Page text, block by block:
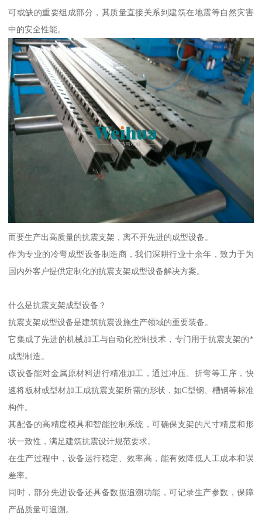
可或缺的重要组成部分，其质量直接关系到建筑在地震等自然灾害
中的安全性能。
而要生产出高质量的抗震支架，离不开先进的成型设备。
作为专业的冷弯成型设备制造商，我们深耕行业十余年，致力于为
国内外客户提供定制化的抗震支架成型设备解决方案。
什么是抗震支架成型设备？
抗震支架成型设备是建筑抗震设施生产领域的重要装备。
它集成了先进的机械加工与自动化控制技术，专门用于抗震支架的*
成型制造。
该设备能对金属原材料进行精准加工，通过冲压、折弯等工序，快
速将板材或型材加工成抗震支架所需的形状，如C型钢、槽钢等标准
构件。
其配备的高精度模具和智能控制系统，可确保支架的尺寸精度和形
状一致性，满足建筑抗震设计规范要求。
在生产过程中，设备运行稳定、效率高，能有效降低人工成本和误
差率。
同时，部分先进设备还具备数据追溯功能，可记录生产参数，保障
产品质量可追溯。